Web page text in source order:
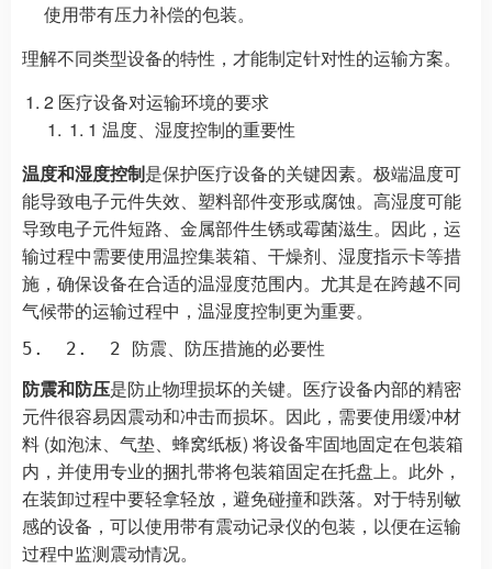
使用带有压力补偿的包装。
理解不同类型设备的特性，才能制定针对性的运输方案。
2 医疗设备对运输环境的要求
1 温度、湿度控制的重要性
温度和湿度控制是保护医疗设备的关键因素。极端温度可
能导致电子元件失效、塑料部件变形或腐蚀。高湿度可能
导致电子元件短路、金属部件生锈或霉菌滋生。因此，运
输过程中需要使用温控集装箱、干燥剂、湿度指示卡等措
施，确保设备在合适的温湿度范围内。尤其是在跨越不同
气候带的运输过程中，温湿度控制更为重要。
防震和防压是防止物理损坏的关键。医疗设备内部的精密
元件很容易因震动和冲击而损坏。因此，需要使用缓冲材
料 (如泡沫、气垫、蜂窝纸板) 将设备牢固地固定在包装箱
内，并使用专业的捆扎带将包装箱固定在托盘上。此外，
在装卸过程中要轻拿轻放，避免碰撞和跌落。对于特别敏
感的设备，可以使用带有震动记录仪的包装，以便在运输
过程中监测震动情况。